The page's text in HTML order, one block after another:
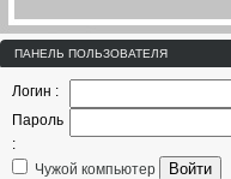
ПАНЕЛЬ ПОЛЬЗОВАТЕЛЯ
Логин :
Пароль
:
Чужой компьютер
Войти